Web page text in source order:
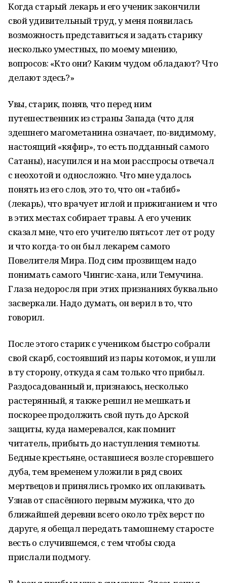
Когда старый лекарь и его ученик закончили
свой удивительный труд, у меня появилась
возможность представиться и задать старику
несколько уместных, по моему мнению,
вопросов: «Кто они? Каким чудом обладают? Что
делают здесь?»
Увы, старик, поняв, что перед ним
путешественник из страны Запада (что для
здешнего магометанина означает, по-видимому,
настоящий «кяфир», то есть подданный самого
Сатаны), насупился и на мои расспросы отвечал
с неохотой и односложно. Что мне удалось
понять из его слов, это то, что он «табиб»
(лекарь), что врачует иглой и прижиганием и что
в этих местах собирает травы. А его ученик
сказал мне, что его учителю пятьсот лет от роду
и что когда-то он был лекарем самого
Повелителя Мира. Под сим прозвищем надо
понимать самого Чингис-хана, или Темучина.
Глаза недоросля при этих признаниях буквально
засверкали. Надо думать, он верил в то, что
говорил.
После этого старик с учеником быстро собрали
свой скарб, состоявший из пары котомок, и ушли
в ту сторону, откуда я сам только что прибыл.
Раздосадованный и, признаюсь, несколько
растерянный, я также решил не мешкать и
поскорее продолжить свой путь до Арской
защиты, куда намеревался, как помнит
читатель, прибыть до наступления темноты.
Бедные крестьяне, оставшиеся возле сгоревшего
дуба, тем временем уложили в ряд своих
мертвецов и принялись громко их оплакивать.
Узнав от спасённого первым мужика, что до
ближайшей деревни всего около трёх верст по
даруге, я обещал передать тамошнему старосте
весть о случившемся, с тем чтобы сюда
прислали подмогу.